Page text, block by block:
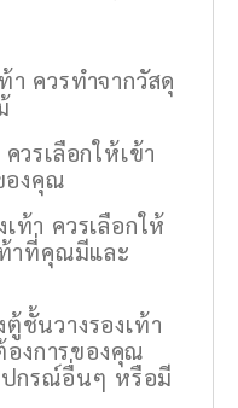
า ควรทำจากวัสดุ
วรเลือกให้เข้า
องคุณ
ท้า ควรเลือกให้
าที่คุณมีและ
ชั้นวางรองเท้า
องการของคุณ
กรณ์อื่นๆ หรือมี